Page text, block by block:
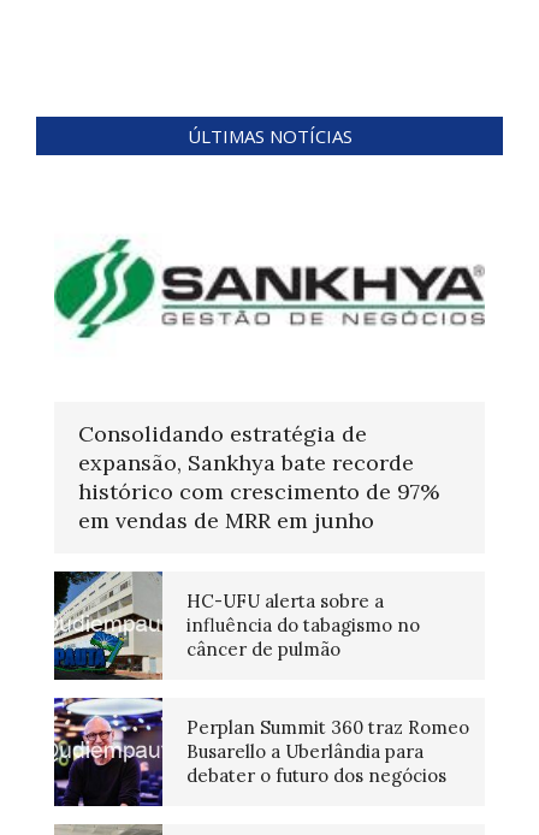
ÚLTIMAS NOTÍCIAS
Consolidando estratégia de
expansão, Sankhya bate recorde
histórico com crescimento de 97%
em vendas de MRR em junho
HC-UFU alerta sobre a
influência do tabagismo no
câncer de pulmão
Perplan Summit 360 traz Romeo
Busarello a Uberlândia para
debater o futuro dos negócios